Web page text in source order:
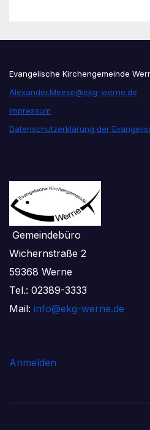
Evangelische Kirchengemeinde
Alexander.Meese@ekg-werne.de
Impressum
Datenschutzerklärung der
Gemeindebüro
Wichernstraße 2
59368 Werne
Tel.: 02389-3333
Mail: info@ekg-werne.de
Anmelden